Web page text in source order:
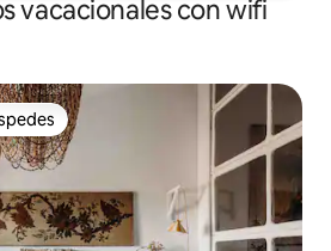
vacacionales con wifi
preferido